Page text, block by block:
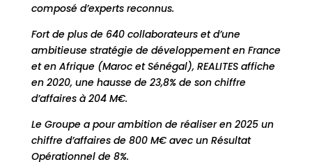
composé d’experts reconnus.
Fort de plus de 640 collaborateurs et d’une
ambitieuse stratégie de développement en France
et en Afrique (Maroc et Sénégal), REALITES affiche
en 2020, une hausse de 23,8% de son chiffre
d’affaires à 204 M€.
Le Groupe a pour ambition de réaliser en 2025 un
chiffre d’affaires de 800 M€ avec un Résultat
Opérationnel de 8%.